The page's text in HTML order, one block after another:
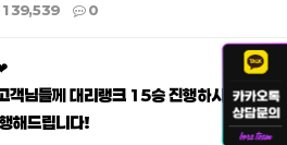
139,539 0
객님들께 대리랭크 15승 진행하시면 1승
해드립니다!